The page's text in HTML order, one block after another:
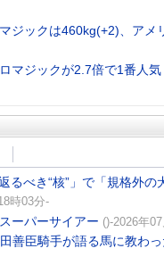
ジックは460kg(+2)、ア
マジックが2.7倍で1番人気
るべき“核”」で「規格外
時03分-
ーパーサイアー ()-2026年
善臣騎手が語る馬に教わ